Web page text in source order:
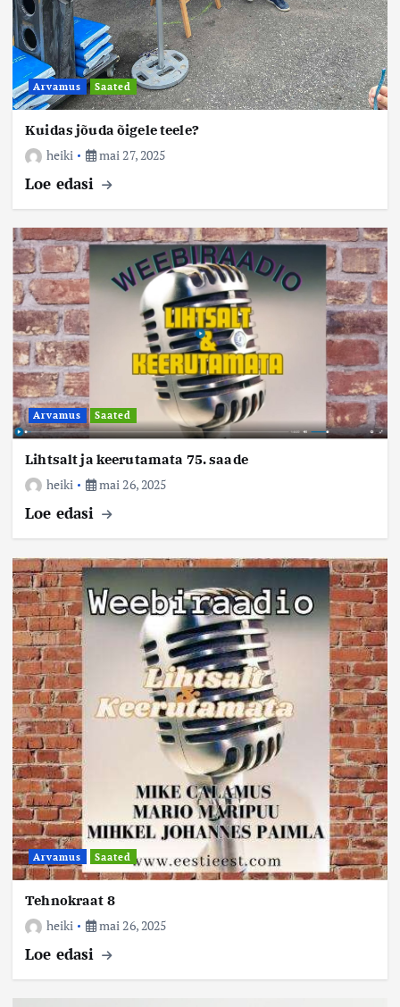
Arvamus Saated
Kuidas jõuda õigele teele?
heiki
mai 27, 2025
Loe edasi
Arvamus Saated
Lihtsalt ja keerutamata 75. saade
heiki
mai 26, 2025
Loe edasi
Arvamus Saated
Tehnokraat 8
heiki
mai 26, 2025
Loe edasi